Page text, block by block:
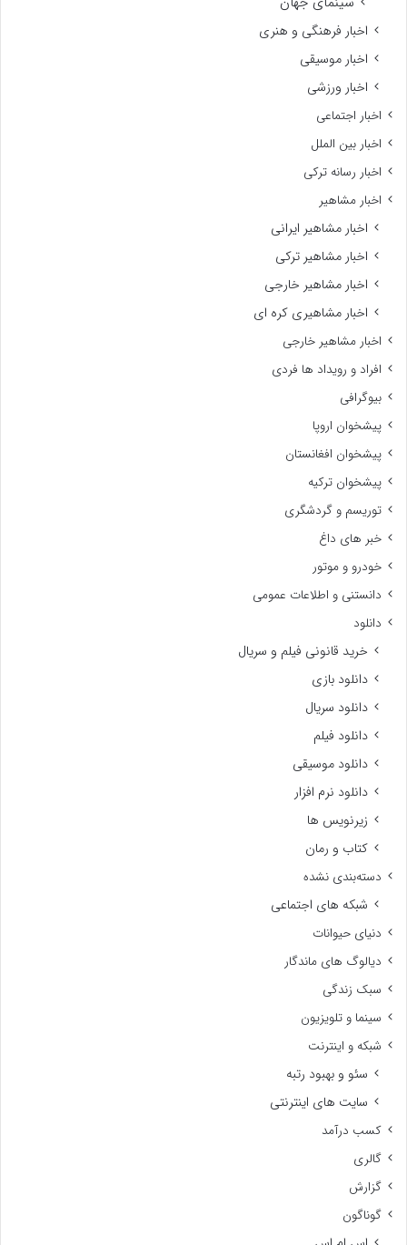
اخبار فرهنگی و هنری
اخبار موسیقی
اخبار ورزشی
اخبار اجتماعی
اخبار بین الملل
اخبار رسانه ترکی
اخبار مشاهیر
اخبار مشاهیر ایرانی
اخبار مشاهیر ترکی
اخبار مشاهیر خارجی
اخبار مشاهیری کره ای
اخبار مشاهیر خارجی
افراد و رویداد ها فردی
بیوگرافی
پیشخوان اروپا
پیشخوان افغانستان
پیشخوان ترکیه
توریسم و گردشگری
خبر های داغ
خودرو و موتور
دانستنی و اطلاعات عمومی
دانلود
خرید قانونی فیلم و سریال
دانلود بازی
دانلود سریال
دانلود فیلم
دانلود موسیقی
دانلود نرم افزار
زیرنویس ها
کتاب و رمان
دسته‌بندی نشده
شبکه های اجتماعی
دنیای حیوانات
دیالوگ های ماندگار
سبک زندگی
سینما و تلویزیون
شبکه و اینترنت
سئو و بهبود رتبه
سایت های اینترنتی
کسب درآمد
گالری
گزارش
گوناگون